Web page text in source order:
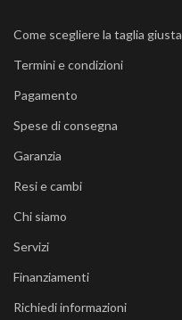
Come scegliere la taglia giusta
Termini e condizioni
Pagamento
Spese di consegna
Garanzia
Resi e cambi
Chi siamo
Servizi
Finanziamenti
Richiedi informazioni